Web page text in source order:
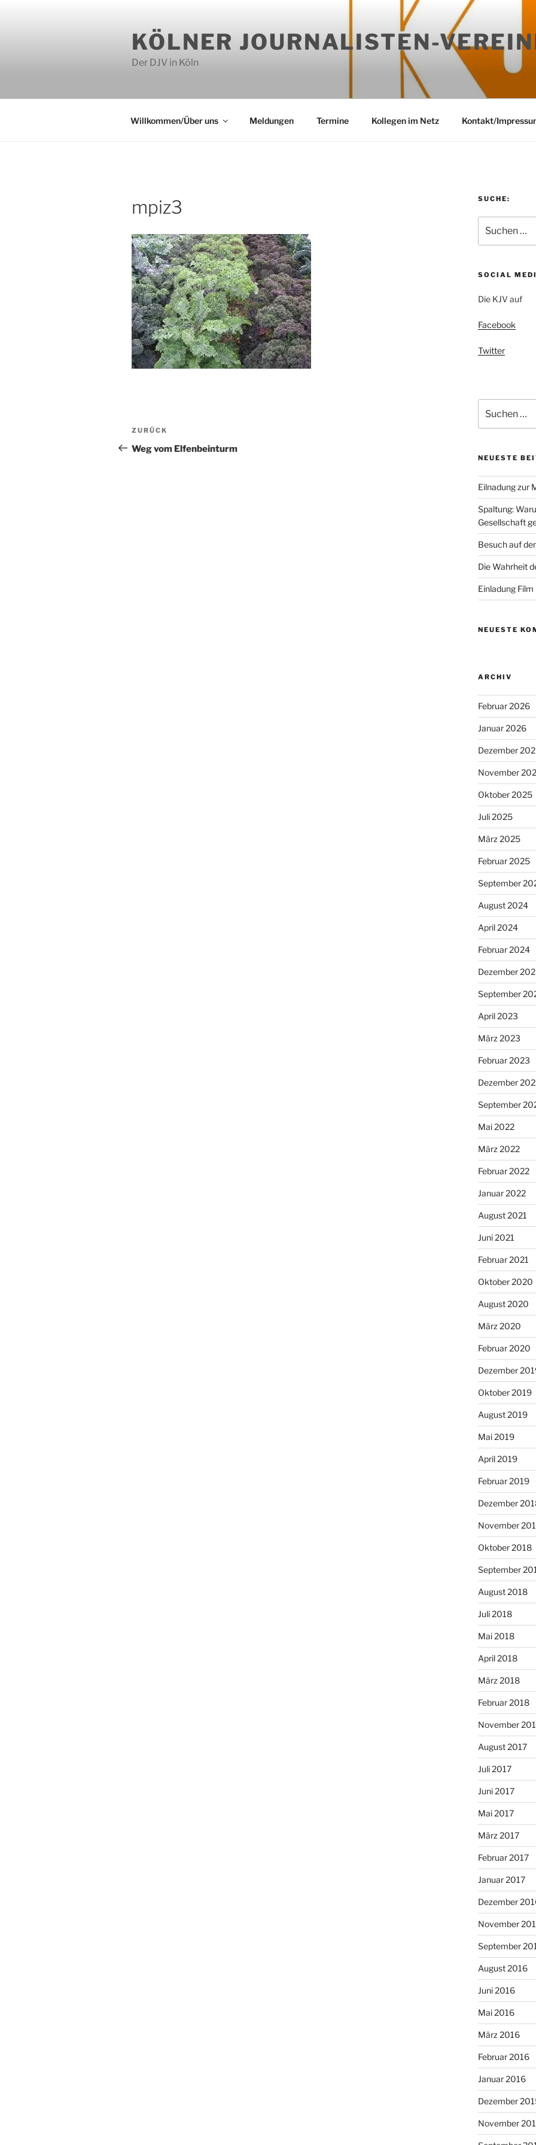
KÖLNER JOURNALISTEN-
Der DJV in Köln
Willkommen/Über uns Meldungen Termine Kollegen im Netz Kontakt/
mpiz3
Beitragsnavigation
Vorheriger
Beitrag
ZURÜCK
Weg vom Elfenbeinturm
SUCHE:
nach:
SOCIAL
Die KJV auf
Facebook
Twitter
nach:
NEUESTE
Eilnadung zur
Spaltung:
Gesellschaft
Besuch auf
Die Wahrheit
Einladung
NEUESTE
ARCHIV
Februar 2026
Januar 2026
Dezember
November
Oktober 2025
Juli 2025
März 2025
Februar 2025
September
August 2024
April 2024
Februar 2024
Dezember
September
April 2023
März 2023
Februar 2023
Dezember
September
Mai 2022
März 2022
Februar 2022
Januar 2022
August 2021
Juni 2021
Februar 2021
Oktober 2020
August 2020
März 2020
Februar 2020
Dezember
Oktober 2019
August 2019
Mai 2019
April 2019
Februar 2019
Dezember
November
Oktober 2018
September
August 2018
Juli 2018
Mai 2018
April 2018
März 2018
Februar 2018
November
August 2017
Juli 2017
Juni 2017
Mai 2017
März 2017
Februar 2017
Januar 2017
Dezember
November
September
August 2016
Juni 2016
Mai 2016
März 2016
Februar 2016
Januar 2016
Dezember
November